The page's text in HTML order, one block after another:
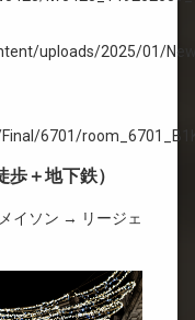
＋地下鉄）
イソン → リージェ